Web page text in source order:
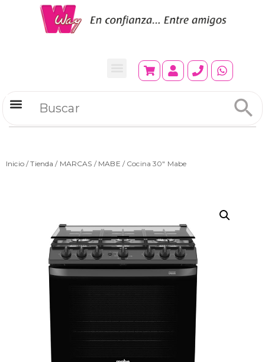
Inicio/Tienda / MARCAS / MABE / Cocina 30″ Mabe